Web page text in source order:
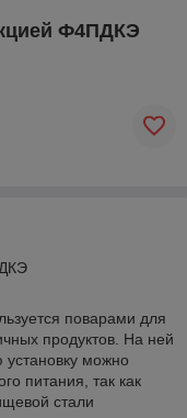
Ф4ПДКЭ
поварами для
продуктов. На ней
можно
питания, так как
стали